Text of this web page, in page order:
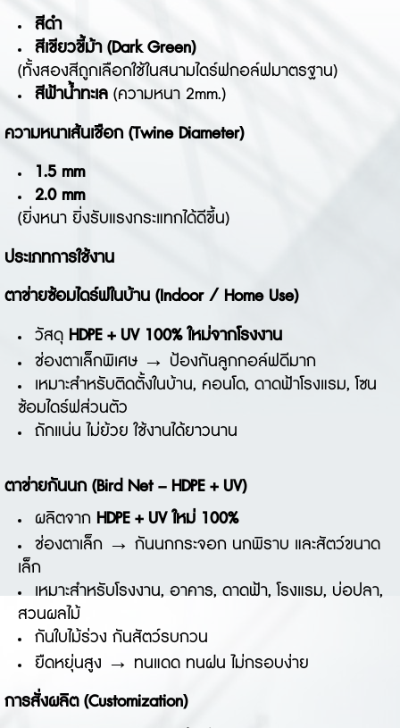
สีดำ
สีเขียวขี้ม้า (Dark Green)
(ทั้งสองสีถูกเลือกใช้ในสนามไดร์ฟกอล์ฟมาตรฐาน)
สีฟ้าน้ำทะเล (ความหนา 2mm.)
ความหนาเส้นเชือก (Twine Diameter)
1.5 mm
2.0 mm
(ยิ่งหนา ยิ่งรับแรงกระแทกได้ดีขึ้น)
ประเภทการใช้งาน
ตาข่ายซ้อมไดร์ฟในบ้าน (Indoor / Home Use)
วัสดุ HDPE + UV 100% ใหม่จากโรงงาน
ช่องตาเล็กพิเศษ → ป้องกันลูกกอล์ฟดีมาก
เหมาะสำหรับติดตั้งในบ้าน, คอนโด, ดาดฟ้าโรงแรม, โซน
ซ้อมไดร์ฟส่วนตัว
ถักแน่น ไม่ย้วย ใช้งานได้ยาวนาน
ตาข่ายกันนก (Bird Net – HDPE + UV)
ผลิตจาก HDPE + UV ใหม่ 100%
ช่องตาเล็ก → กันนกกระจอก นกพิราบ และสัตว์ขนาด
เล็ก
เหมาะสำหรับโรงงาน, อาคาร, ดาดฟ้า, โรงแรม, บ่อปลา,
สวนผลไม้
กันใบไม้ร่วง กันสัตว์รบกวน
ยืดหยุ่นสูง → ทนแดด ทนฝน ไม่กรอบง่าย
การสั่งผลิต (Customization)